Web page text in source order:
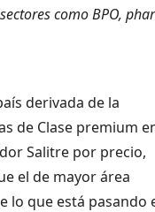
como BPO,
derivada de la
de Clase premium
Salitre por precio,
el de mayor área
lo que está pasando